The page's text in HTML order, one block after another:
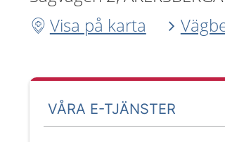
Visa på karta
VÅRA E-TJÄNSTER